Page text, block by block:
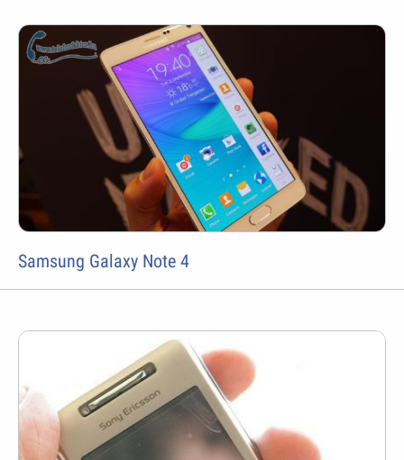
Samsung Galaxy Note 4